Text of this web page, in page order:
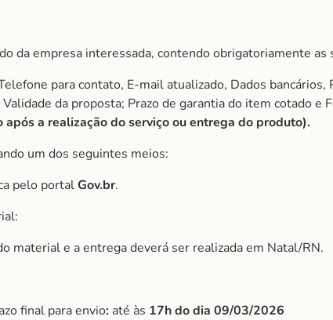
da empresa interessada, contendo obrigatoriamente as
para contato, E-mail atualizado, Dados
da proposta; Prazo de garantia do item cotado e
a realização do serviço ou entrega do produto).
um dos seguintes meios:
pelo portalGov.br.
material e a entrega deverá ser realizada em Natal/RN.
final para envio: até às 17h do dia 09/03/2026